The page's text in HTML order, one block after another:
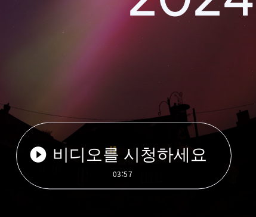
비디오를 시청하세요
03:57